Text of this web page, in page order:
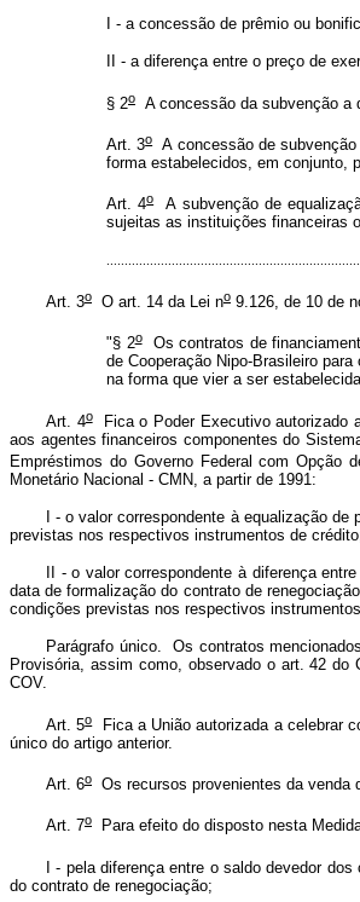
I - a concessão de prêmio ou
II - a diferença entre o preço de
§ 2o A concessão da subvenção a
Art. 3oA concessão de subvenção
forma estabelecidos, em conjunto,
Art. 4oA subvenção de
sujeitas as instituições financeiras
Art. 3o O art. 14 da Lei no 9.126, de 10 de
"§ 2oOs contratos de
de Cooperação Nipo-Brasileiro
na forma que vier a ser
Art. 4oFica o Poder Executivo autorizado
aos agentes financeiros componentes do
Empréstimos do Governo Federal com Opção
Monetário Nacional - CMN, a partir de 1991:
I - o valor correspondente à equalização
previstas nos respectivos instrumentos de
II - o valor correspondente à diferença
data de formalização do contrato de
condições previstas nos respectivos
Parágrafo único. Os contratos
Provisória, assim como, observado o art. 42
COV.
Art. 5oFica a União autorizada a celebrar
único do artigo anterior.
Art. 6o Os recursos provenientes da venda
Art. 7o Para efeito do disposto nesta
I - pela diferença entre o saldo devedor
do contrato de renegociação;